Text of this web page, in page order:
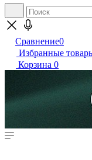
Сравнение0
Избранные
Корзина 0